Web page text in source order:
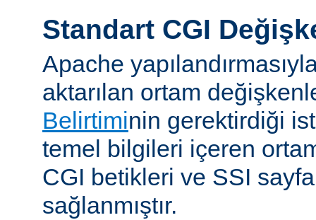
Standart CGI
Apache
aktarılan ortam
Belirtiminin gerektirdiği
temel bilgileri içeren
CGI betikleri ve SSI
sağlanmıştır.